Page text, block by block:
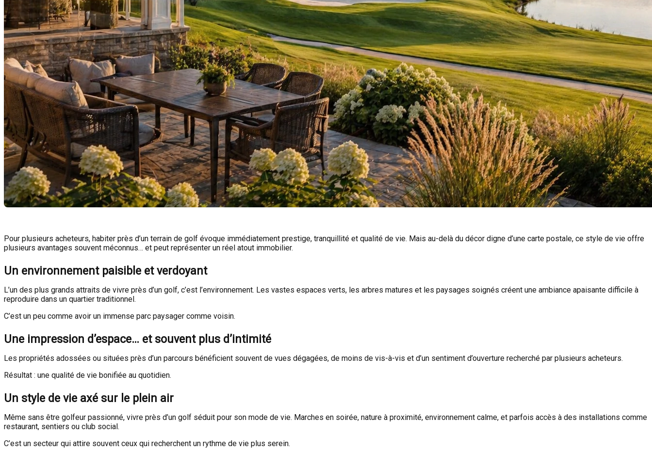
Pour plusieurs acheteurs, habiter près d’un terrain de golf évoque immédiatement prestige, tranquillité et qualité de vie. Mais au-delà du décor digne d’une carte postale, ce style de vie offre
plusieurs avantages souvent méconnus… et peut représenter un réel atout immobilier.
Un environnement paisible et verdoyant
L’un des plus grands attraits de vivre près d’un golf, c’est l’environnement. Les vastes espaces verts, les arbres matures et les paysages soignés créent une ambiance apaisante difficile à
reproduire dans un quartier traditionnel.
C’est un peu comme avoir un immense parc paysager comme voisin.
Une impression d’espace… et souvent plus d’intimité
Les propriétés adossées ou situées près d’un parcours bénéficient souvent de vues dégagées, de moins de vis-à-vis et d’un sentiment d’ouverture recherché par plusieurs acheteurs.
Résultat : une qualité de vie bonifiée au quotidien.
Un style de vie axé sur le plein air
Même sans être golfeur passionné, vivre près d’un golf séduit pour son mode de vie. Marches en soirée, nature à proximité, environnement calme, et parfois accès à des installations comme
restaurant, sentiers ou club social.
C’est un secteur qui attire souvent ceux qui recherchent un rythme de vie plus serein.